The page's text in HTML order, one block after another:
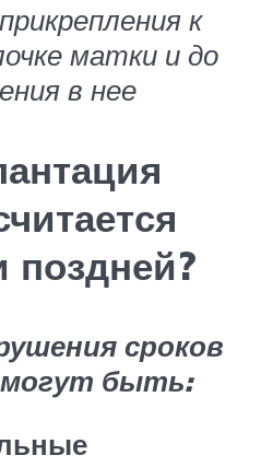
к
матки и до
в нее
поздней?
сроков
быть: